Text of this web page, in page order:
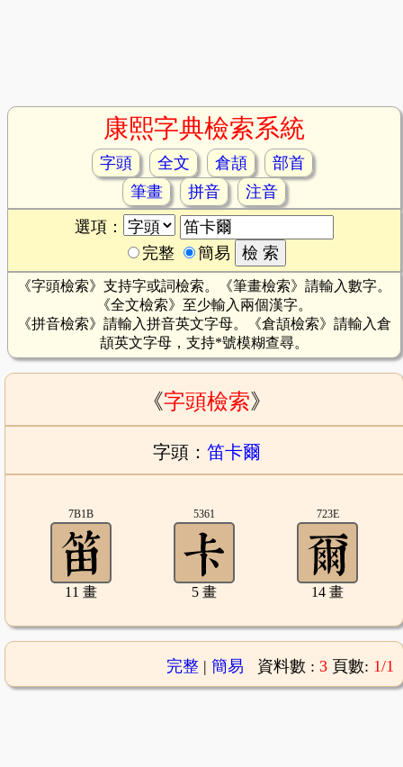
康熙字典檢索系統
字頭 全文 倉頡
部首
筆畫
拼音
注音
選項：
完整
簡易
《字頭檢索》支持字或詞檢索。《筆畫檢索》請輸入數字。
《全文檢索》至少輸入兩個漢字。
《拼音檢索》請輸入拼音英文字母。《倉頡檢索》請輸入倉
頡英文字母，支持*號模糊查尋。
《字頭檢索》
字頭： 笛卡爾
7B1B
11 畫
5361
5 畫
723E
14 畫
完整| 簡易 資料數 : 3 頁數: 1/1